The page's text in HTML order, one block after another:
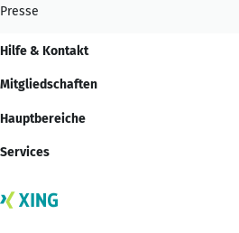
Presse
Hilfe & Kontakt
Mitgliedschaften
Hauptbereiche
Services